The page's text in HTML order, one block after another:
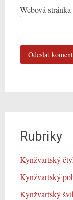
Webová stránka
Rubriky
Kynžvartský
Kynžvartský
Kynžvartský